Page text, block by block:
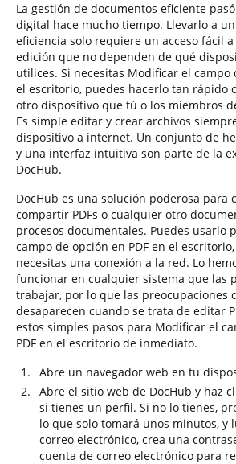
La gestión de documentos eficiente
digital hace mucho tiempo. Llevarlo a
eficiencia solo requiere un acceso fácil
edición que no dependen de qué
utilices. Si necesitas Modificar el campo
el escritorio, puedes hacerlo tan rápido
otro dispositivo que tú o los miembros
Es simple editar y crear archivos
dispositivo a internet. Un conjunto de
y una interfaz intuitiva son parte de la
DocHub.
DocHub es una solución poderosa para
compartir PDFs o cualquier otro
procesos documentales. Puedes usarlo
campo de opción en PDF en el
necesitas una conexión a la red. Lo
funcionar en cualquier sistema que las
trabajar, por lo que las preocupaciones
desaparecen cuando se trata de editar
estos simples pasos para Modificar el
PDF en el escritorio de inmediato.
Abre un navegador web en tu
Abre el sitio web de DocHub y haz
si tienes un perfil. Si no lo tienes,
lo que solo tomará unos minutos, y
correo electrónico, crea una
cuenta de correo electrónico para